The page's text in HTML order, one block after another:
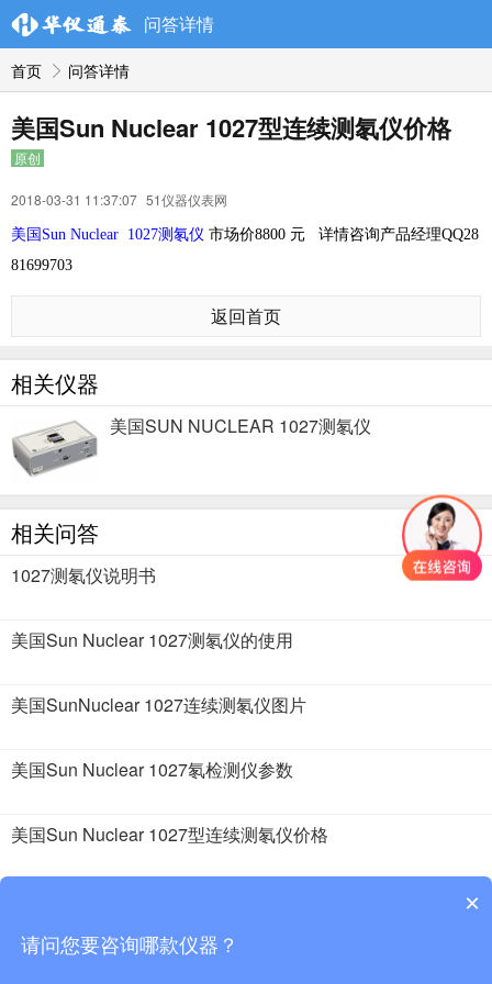
问答详情
首页 问答详情
美国Sun Nuclear 1027型连续测氡仪价格
原创
2018-03-31 11:37:07 51仪器仪表网
美国Sun Nuclear 1027测氡仪 市场价8800 元 详情咨询产品经理QQ28
81699703
返回首页
相关仪器
美国SUN NUCLEAR 1027测氡仪
相关问答
1027测氡仪说明书
美国Sun Nuclear 1027测氡仪的使用
美国SunNuclear 1027连续测氡仪图片
美国Sun Nuclear 1027氡检测仪参数
美国Sun Nuclear 1027型连续测氡仪价格
×
请问您要咨询哪款仪器？